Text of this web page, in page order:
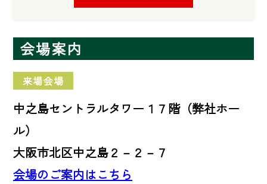
会場案内
来場会場
中之島セントラルタワー１７階（弊社ホー
ル）
大阪市北区中之島２－２－７
会場のご案内はこちら